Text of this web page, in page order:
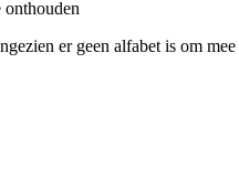
er geen alfabet is om